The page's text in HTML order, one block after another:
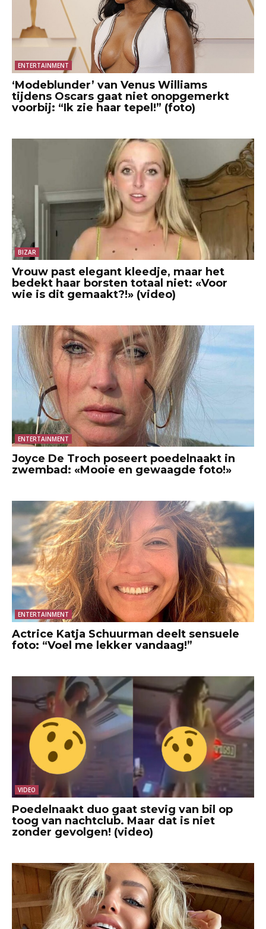
ENTERTAINMENT
‘Modeblunder’ van Venus Williams
tijdens Oscars gaat niet onopgemerkt
voorbij: “Ik zie haar tepel!” (foto)
BIZAR
Vrouw past elegant kleedje, maar het
bedekt haar borsten totaal niet: «Voor
wie is dit gemaakt?!» (video)
ENTERTAINMENT
Joyce De Troch poseert poedelnaakt in
zwembad: «Mooie en gewaagde foto!»
ENTERTAINMENT
Actrice Katja Schuurman deelt sensuele
foto: “Voel me lekker vandaag!”
VIDEO
Poedelnaakt duo gaat stevig van bil op
toog van nachtclub. Maar dat is niet
zonder gevolgen! (video)